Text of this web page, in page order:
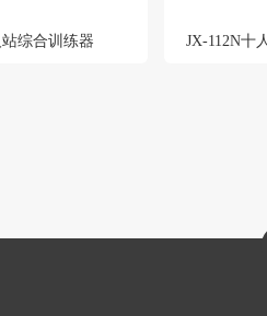
综合训练器 JX-112N十